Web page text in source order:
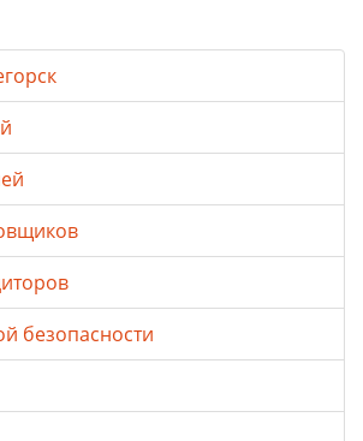
безопасности